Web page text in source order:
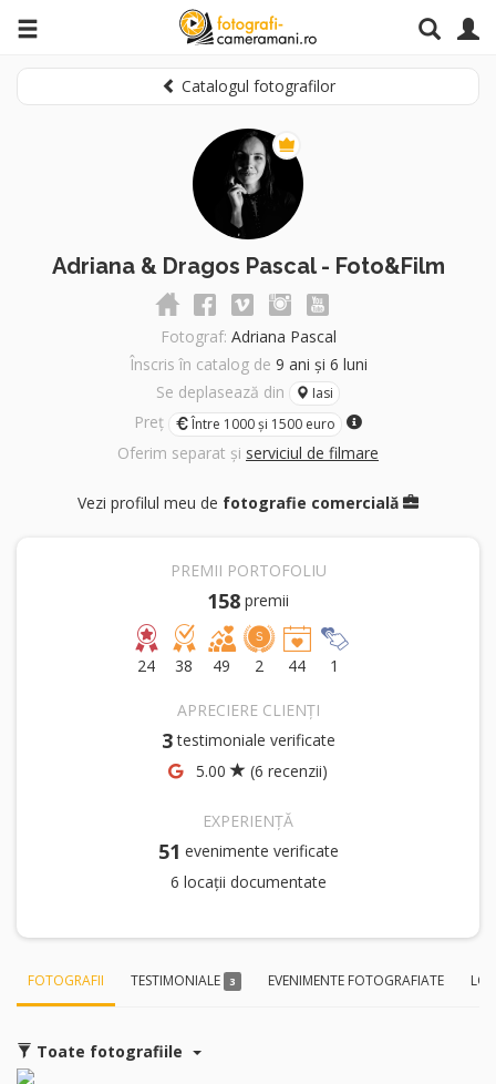
Catalogul fotografilor
Adriana & Dragos Pascal - Foto&Film
Fotograf: Adriana Pascal
Înscris în catalog de 9 ani și 6 luni
Se deplasează din
Iasi
Preț Între 1000 și 1500 euro
Oferim separat și serviciul de filmare
Vezi profilul meu de fotografie comercială
PREMII PORTOFOLIU
158 premii
24 38 49 2 44 1
APRECIERE CLIENȚI
3 testimoniale verificate
5.00
(6 recenzii)
EXPERIENȚĂ
51 evenimente verificate
6 locații documentate
FOTOGRAFII TESTIMONIALE 3 EVENIMENTE FOTOGRAFIATE
Toate fotografiile